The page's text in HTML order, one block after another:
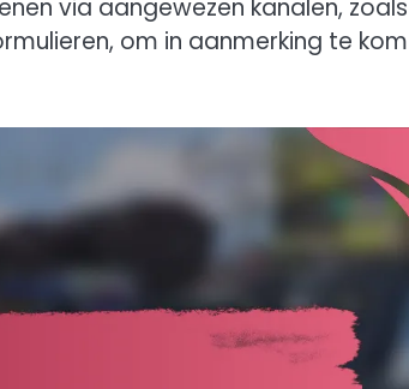
via aangewezen kanalen, zoals
om in aanmerking te